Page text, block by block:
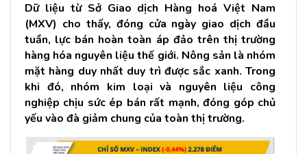
Dữ liệu từ Sở Giao dịch Hàng hoá Việt Nam
(MXV) cho thấy, đóng cửa ngày giao dịch đầu
tuần, lực bán hoàn toàn áp đảo trên thị trường
hàng hóa nguyên liệu thế giới. Nông sản là nhóm
mặt hàng duy nhất duy trì được sắc xanh. Trong
khi đó, nhóm kim loại và nguyên liệu công
nghiệp chịu sức ép bán rất mạnh, đóng góp chủ
yếu vào đà giảm chung của toàn thị trường.